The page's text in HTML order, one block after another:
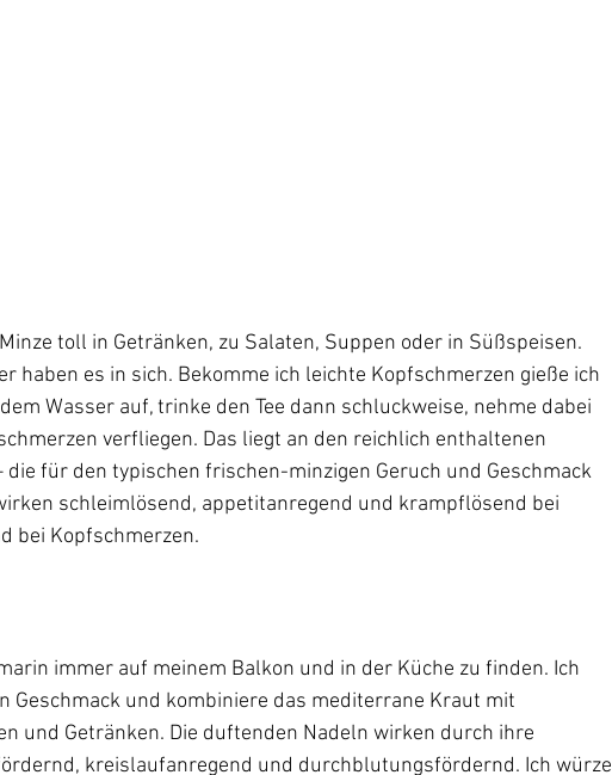
toll in Getränken, zu Salaten, Suppen oder in Süßspeisen.
haben es in sich. Bekomme ich leichte Kopfschmerzen gieße ich
Wasser auf, trinke den Tee dann schluckweise, nehme dabei
verfliegen. Das liegt an den reichlich enthaltenen
die für den typischen frischen-minzigen Geruch und Geschmack
schleimlösend, appetitanregend und krampflösend bei
immer auf meinem Balkon und in der Küche zu finden. Ich
Geschmack und kombiniere das mediterrane Kraut mit
und Getränken. Die duftenden Nadeln wirken durch ihre
kreislaufanregend und durchblutungsfördernd. Ich würze